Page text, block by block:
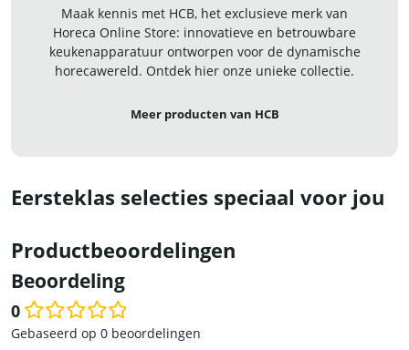
Maak kennis met HCB, het exclusieve merk van
Horeca Online Store: innovatieve en betrouwbare
keukenapparatuur ontworpen voor de dynamische
horecawereld. Ontdek hier onze unieke collectie.
Meer producten van HCB
Eersteklas selecties speciaal voor jou
Productbeoordelingen
Beoordeling
0
Waardering
Gebaseerd op 0 beoordelingen